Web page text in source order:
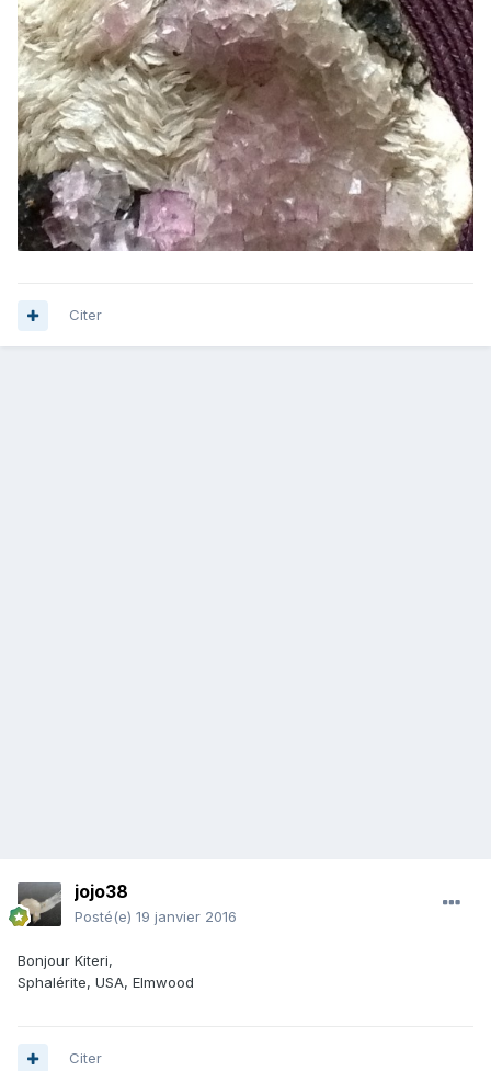
Citer
jojo38
Posté(e) 19 janvier 2016
Bonjour Kiteri,
Sphalérite, USA, Elmwood
Citer